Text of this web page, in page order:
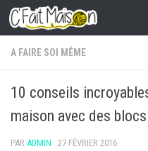
Skip to content
A FAIRE SOI MÊME
10 conseils
maison avec des
PAR ADMIN · 27 FÉVRIER 2016